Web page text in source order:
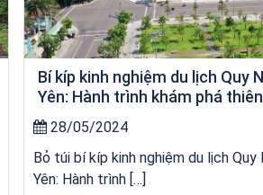
Bí kíp kinh nghiệm du lịch Quy
Yên: Hành trình khám phá
biển đảo
28/05/2024
Bỏ túi bí kíp kinh nghiệm du lịch Quy
Yên: Hành trình […]